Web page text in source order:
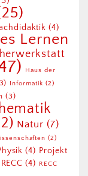
(4)
Lernen
Haus der
Informatik (2)
(3)
Natur (7)
(2)
(4) Projekt
RECC (4) RECC